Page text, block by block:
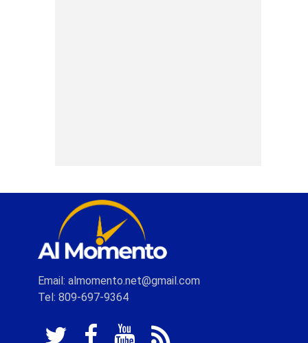
Email: almomento.net@gmail.com
Tel: 809-697-9364